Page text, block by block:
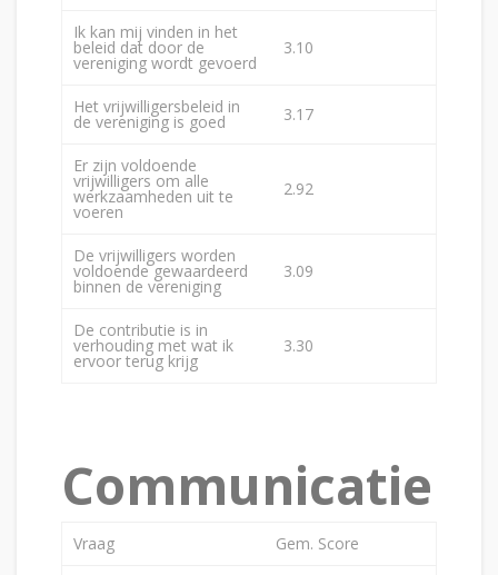
Ik kan mij vinden in het
beleid dat door de
vereniging wordt gevoerd
3.10
Het vrijwilligersbeleid in
de vereniging is goed 3.17
Er zijn voldoende
vrijwilligers om alle
werkzaamheden uit te
voeren
2.92
De vrijwilligers worden
voldoende gewaardeerd
binnen de vereniging
3.09
De contributie is in
verhouding met wat ik
ervoor terug krijg
3.30
Communicatie
Vraag Gem. Score